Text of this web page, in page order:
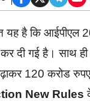
यह है कि आईपीएल
दी गई है। साथ
120 करोड
New Rules